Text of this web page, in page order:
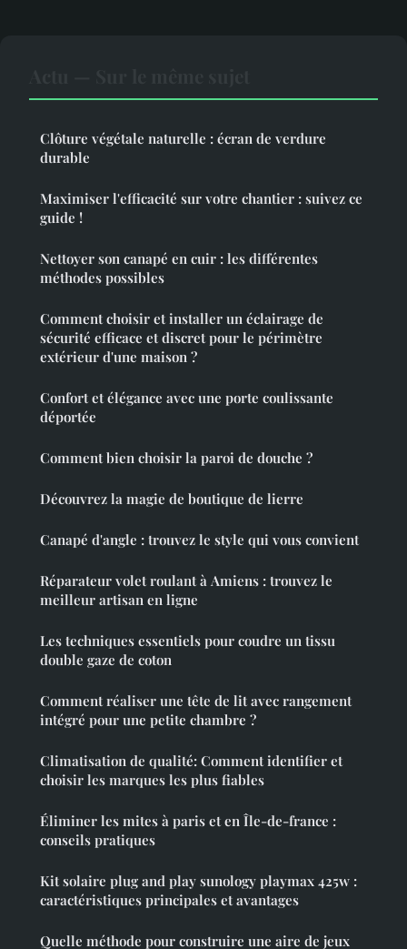
Clôture végétale naturelle : écran de verdure
durable
Maximiser l'efficacité sur votre chantier : suivez ce
guide !
Nettoyer son canapé en cuir : les différentes
méthodes possibles
Comment choisir et installer un éclairage de
sécurité efficace et discret pour le périmètre
extérieur d'une maison ?
Confort et élégance avec une porte coulissante
déportée
Comment bien choisir la paroi de douche ?
Découvrez la magie de boutique de lierre
Canapé d'angle : trouvez le style qui vous convient
Réparateur volet roulant à Amiens : trouvez le
meilleur artisan en ligne
Les techniques essentiels pour coudre un tissu
double gaze de coton
Comment réaliser une tête de lit avec rangement
intégré pour une petite chambre ?
Climatisation de qualité: Comment identifier et
choisir les marques les plus fiables
Éliminer les mites à paris et en Île-de-france :
conseils pratiques
Kit solaire plug and play sunology playmax 425w :
caractéristiques principales et avantages
Quelle méthode pour construire une aire de jeux